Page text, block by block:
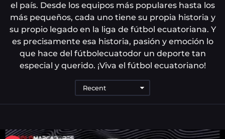
el país. Desde los equipos más populares hasta los
más pequeños, cada uno tiene su propia historia y
su propio legado en la liga de fútbol ecuatoriana. Y
es precisamente esa historia, pasión y emoción lo
que hace del fútbolecuatodor un deporte tan
especial y querido. ¡Viva el fútbol ecuatoriano!
Recent